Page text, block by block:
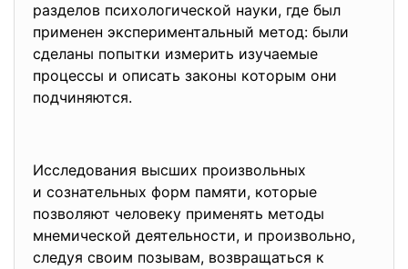
разделов психологической науки, где был
применен экспериментальный метод: были
сделаны попытки измерить изучаемые
процессы и описать законы которым они
подчиняются.
Исследования высших произвольных
и сознательных форм памяти, которые
позволяют человеку применять методы
мнемической деятельности, и произвольно,
следуя своим позывам, возвращаться к